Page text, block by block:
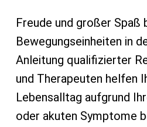
Freude und großer Spaß
Bewegungseinheiten in
Anleitung qualifizierter
und Therapeuten helfen
Lebensalltag aufgrund
oder akuten Symptome